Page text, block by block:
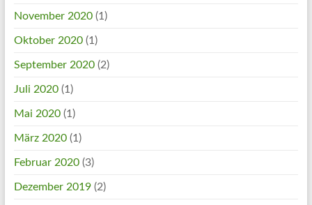
November 2020(1)
Oktober 2020(1)
September 2020(2)
Juli 2020(1)
Mai 2020(1)
März 2020(1)
Februar 2020(3)
Dezember 2019(2)